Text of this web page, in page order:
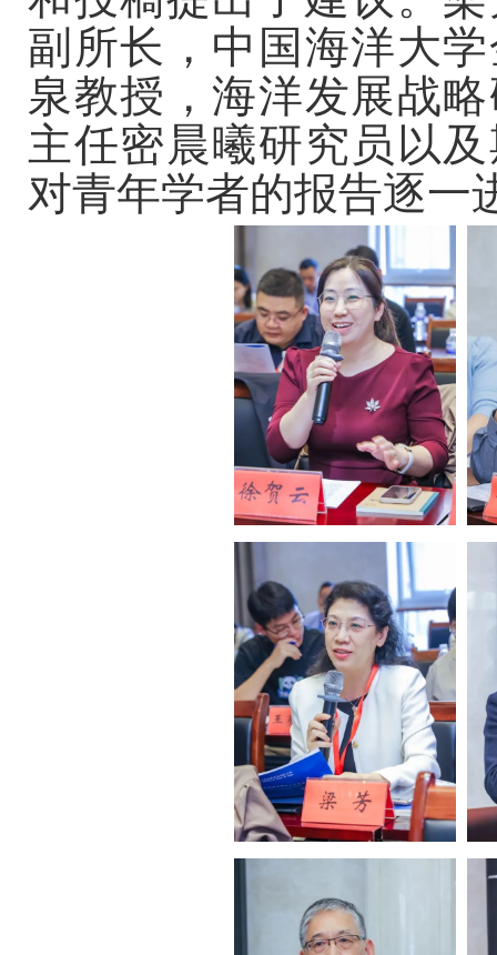
副所长，中国海洋大
泉教授，海洋发展战
主任密晨曦研究员以
对青年学者的报告逐一